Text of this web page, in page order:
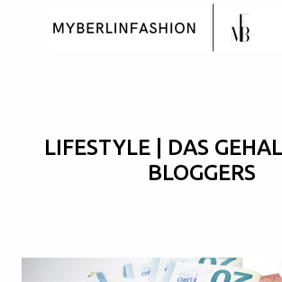
Skip to main content
LIFESTYLE | DAS
BLOGGERS